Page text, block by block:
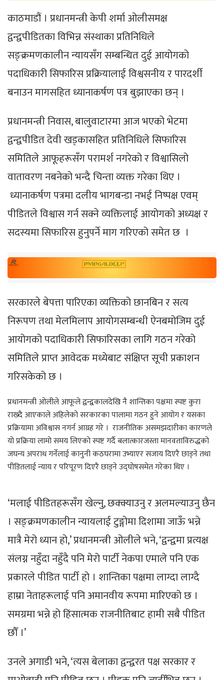
काठमाडौं । प्रधानमन्त्री केपी शर्मा ओलीसमक्ष
द्वन्द्वपीडितका विभिन्न संस्थाका प्रतिनिधिले
सङ्क्रमणकालीन न्यायसँग सम्बन्धित दुई आयोगको
पदाधिकारी सिफारिस प्रक्रियालाई विश्वसनीय र पारदर्शी
बनाउन मागसहित ध्यानाकर्षण पत्र बुझाएका छन् ।
प्रधानमन्त्री निवास, बालुवाटारमा आज भएको भेटमा
द्वन्द्वपीडित देवी खड्कासहित प्रतिनिधिले सिफारिस
समितिले आफूहरूसँग परामर्श नगरेको र विश्वासिलो
वातावरण नबनेको भन्दै चिन्ता व्यक्त गरेका थिए ।
ध्यानाकर्षण पत्रमा दलीय भागबन्डा नभई निष्पक्ष एवम्
पीडितले विश्वास गर्न सक्ने व्यक्तिलाई आयोगको अध्यक्ष र
सदस्यमा सिफारिस हुनुपर्ने माग गरिएको समेत छ ।
सरकारले बेपत्ता पारिएका व्यक्तिको छानबिन र सत्य
निरूपण तथा मेलमिलाप आयोगसम्बन्धी ऐनबमोजिम दुई
आयोगको पदाधिकारी सिफारिसका लागि गठन गरेको
समितिले प्राप्त आवेदक मध्येबाट संक्षिप्त सूची प्रकाशन
गरिसकेको छ ।
प्रधानमन्त्री ओलीले आफूले द्वन्द्वकालदेखि नै शान्तिका पक्षमा स्पष्ट कुरा
राख्दै आएकाले अहिलेको सरकारका पालामा गठन हुने आयोग र यसका
प्रक्रियामा अविश्वास नगर्न आग्रह गरे । राजनीतिक असमझदारीका कारणले
यो प्रक्रिया लामो समय लिएको स्पष्ट गर्दै बलात्कारजस्ता मानवताविरुद्धको
जघन्य अपराध गर्नेलाई कानुनी कठघरामा उभ्याएर सजाय दिएरै छाड्ने तथा
पीडितलाई न्याय र परिपूरण दिएरै छाड्ने उद्घोषसमेत गरेका थिए ।
‘मलाई पीडितहरूसँग खेल्नु, छक्क्याउनु र अलमल्याउनु छैन
। सङ्क्रमणकालीन न्यायलाई टुङ्गोमा दिशामा जाऊँ भन्ने
मात्रै मेरो ध्यान हो,’ प्रधानमन्त्री ओलीले भने, ‘द्वन्द्वमा प्रत्यक्ष
संलग्न नहुँदा नहुँदै पनि मेरो पार्टी नेकपा एमाले पनि एक
प्रकारले पीडित पार्टी हो । शान्तिका पक्षमा लाग्दा लाग्दै
हाम्रा नेताहरूलाई पनि अमानवीय रूपमा मारिएको छ ।
समग्रमा भन्ने हो हिंसात्मक राजनीतिबाट हामी सबै पीडित
छौँ ।’
उनले अगाडी भने, ‘त्यस बेलाका द्वन्द्वरत पक्ष सरकार र